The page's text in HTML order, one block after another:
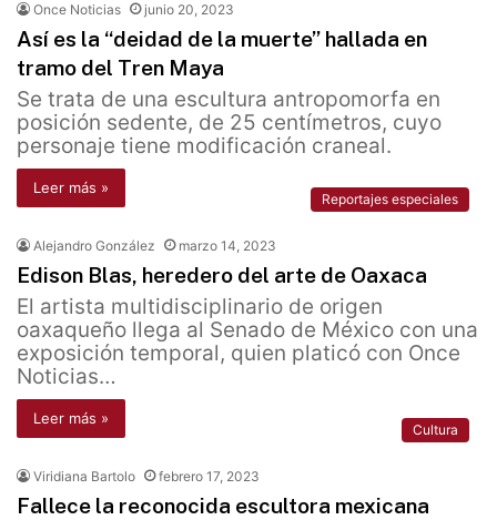
Once Noticias junio 20, 2023
Así es la “deidad de la muerte” hallada en
tramo del Tren Maya
Se trata de una escultura antropomorfa en
posición sedente, de 25 centímetros, cuyo
personaje tiene modificación craneal.
Leer más »
Reportajes especiales
Alejandro González marzo 14, 2023
Edison Blas, heredero del arte de Oaxaca
El artista multidisciplinario de origen
oaxaqueño llega al Senado de México con una
exposición temporal, quien platicó con Once
Noticias…
Leer más »
Cultura
Viridiana Bartolo febrero 17, 2023
Fallece la reconocida escultora mexicana